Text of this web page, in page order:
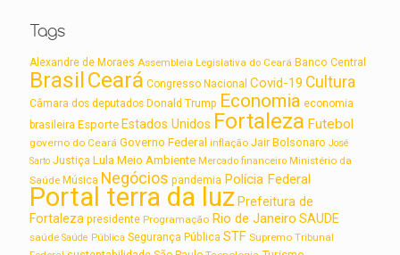
Tags
Alexandre de Moraes Assembleia Legislativa do Ceará Banco Central
BrasilCeará Congresso Nacional Covid-19 Cultura
Câmara dos deputados Donald Trump Economia economia
brasileira Esporte Estados Unidos Fortaleza Futebol
governo do Ceará Governo Federal inflação Jair Bolsonaro José
Sarto Justiça Lula Meio Ambiente Mercado financeiro Ministério da
Saúde Música Negócios pandemia Polícia Federal
Portal terra da luz Prefeitura de
Fortaleza presidente Programação Rio de Janeiro SAUDE
saúde Saúde Pública Segurança Pública STF Supremo Tribunal